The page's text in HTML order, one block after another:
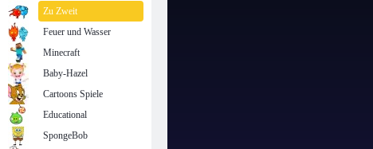
Zu Zweit
Feuer und Wasser
Minecraft
Baby-Hazel
Cartoons Spiele
Educational
SpongeBob